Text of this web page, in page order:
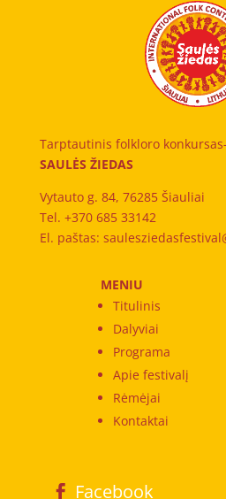
Tarptautinis folkloro
SAULĖS ŽIEDAS
Vytauto g. 84, 76285 Šiauliai
Tel. +370 685 33142
El. paštas:
MENIU
Titulinis
Dalyviai
Programa
Apie festivalį
Rėmėjai
Kontaktai
Facebook